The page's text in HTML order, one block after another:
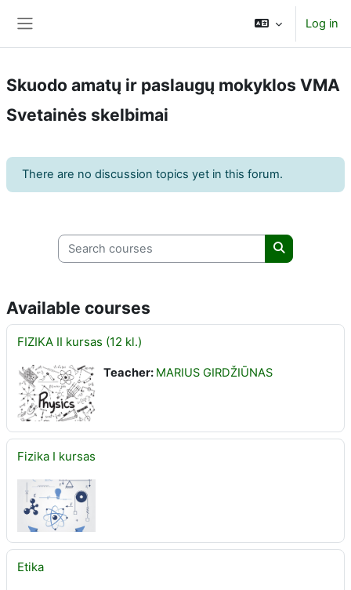
Log in
Skuodo amatų ir paslaugų mokyklos VMA
Svetainės skelbimai
There are no discussion topics yet in this forum.
Search courses
Search
Available courses
FIZIKA II kursas (12 kl.)
Teacher: MARIUS GIRDŽIŪNAS
Fizika I kursas
Etika